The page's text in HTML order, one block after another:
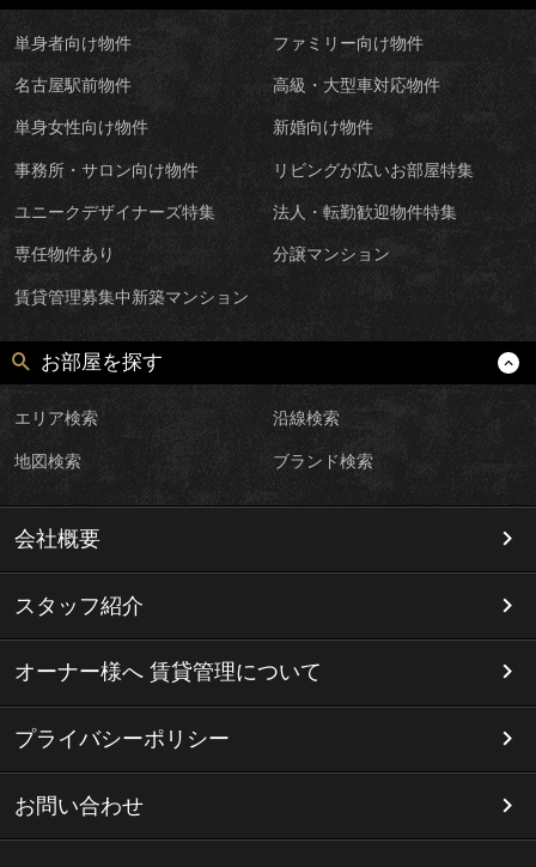
単身者向け物件 ファミリー向け物件
名古屋駅前物件 高級・大型車対応物件
単身女性向け物件 新婚向け物件
事務所・サロン向け物件 リビングが広いお部屋特集
ユニークデザイナーズ特集 法人・転勤歓迎物件特集
専任物件あり 分譲マンション
賃貸管理募集中新築マンション
お部屋を探す
エリア検索 沿線検索
地図検索 ブランド検索
会社概要
スタッフ紹介
オーナー様へ 賃貸管理について
プライバシーポリシー
お問い合わせ